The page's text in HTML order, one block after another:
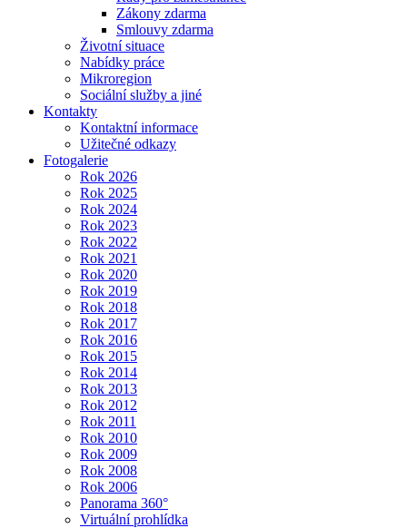
Zákony zdarma
Smlouvy zdarma
Životní situace
Nabídky práce
Mikroregion
Sociální služby a jiné
Kontakty
Kontaktní informace
Užitečné odkazy
Fotogalerie
Rok 2026
Rok 2025
Rok 2024
Rok 2023
Rok 2022
Rok 2021
Rok 2020
Rok 2019
Rok 2018
Rok 2017
Rok 2016
Rok 2015
Rok 2014
Rok 2013
Rok 2012
Rok 2011
Rok 2010
Rok 2009
Rok 2008
Rok 2006
Panorama 360°
Virtuální prohlídka